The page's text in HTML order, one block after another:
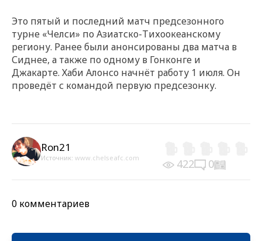
Это пятый и последний матч предсезонного
турне «Челси» по Азиатско-Тихоокеанскому
региону. Ранее были анонсированы два матча в
Сиднее, а также по одному в Гонконге и
Джакарте. Хаби Алонсо начнёт работу 1 июля. Он
проведёт с командой первую предсезонку.
Ron21
Источник: www.chelseafc.com 422 0
0 комментариев